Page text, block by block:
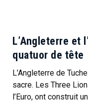
L’Angleterre et
quatuor de tête
L’Angleterre de
sacre. Les Three
l’Euro, ont construit